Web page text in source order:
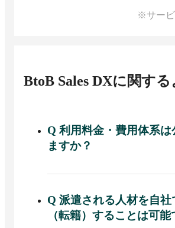
※サービ
BtoB Sales DXに関する
Q利用料金・費用体系
ますか？
A 公式サイト上で料金公開は
積もり方式です。
Q 派遣される人材を自社
（転籍）することは可能